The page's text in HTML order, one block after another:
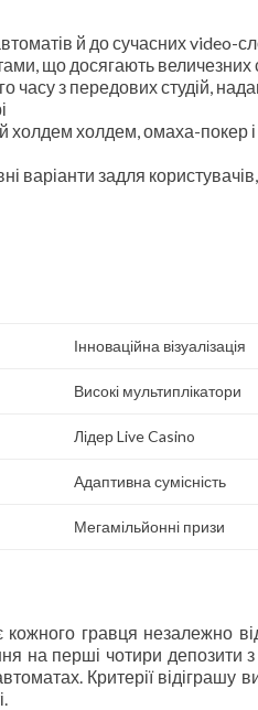
й до сучасних video-
що досягають величезних
часу з передових студій,
холдем холдем, омаха-покер
варіанти задля користувачів,
Інноваційна візуалізація
Високі мультиплікатори
Лідер Live Casino
Адаптивна сумісність
Мегамільйонні призи
гравця незалежно
на перші чотири депозити
Критерії відіграшу